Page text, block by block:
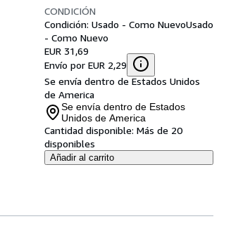
CONDICIÓN
Condición: Usado - Como NuevoUsado
- Como Nuevo
EUR 31,69
Envío por EUR 2,29
Se envía dentro de Estados Unidos
de America
Se envía dentro de Estados
Unidos de America
Cantidad disponible: Más de 20
disponibles
Añadir al carrito